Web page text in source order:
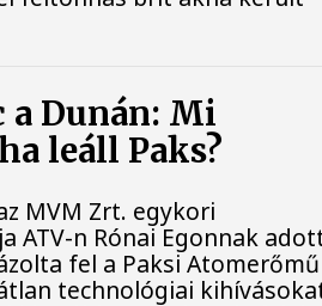
a Dunán: Mi
leáll Paks?
MVM Zrt. egykori
ATV-n Rónai Egonnak
fel a Paksi Atomerőmű
technológiai